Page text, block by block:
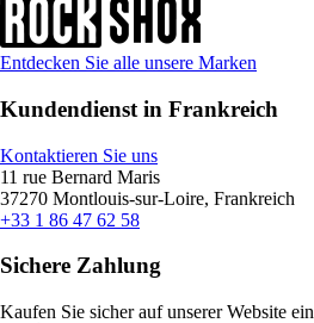
Entdecken Sie alle unsere Marken
Kundendienst in Frankreich
Kontaktieren Sie uns
11 rue Bernard Maris
37270 Montlouis-sur-Loire, Frankreich
+33 1 86 47 62 58
Sichere Zahlung
Kaufen Sie sicher auf unserer Website ein